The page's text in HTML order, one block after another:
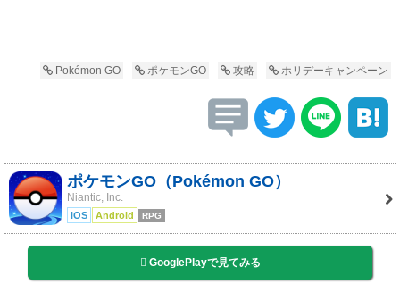
Pokémon GO ポケモンGO 攻略 ホリデーキャンペーン
ポケモンGO（Pokémon GO）
Niantic, Inc.
iOS Android RPG
GooglePlayで見てみる